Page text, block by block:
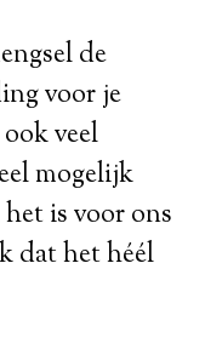
de
voor je
veel
mogelijk
is voor ons
dat het héél